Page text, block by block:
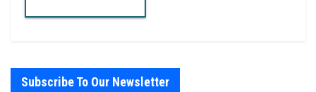
Subscribe To Our Newsletter